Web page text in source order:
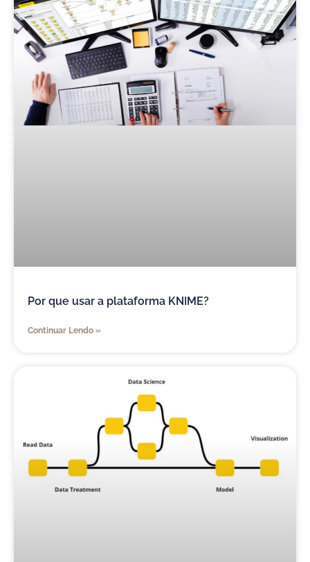
Por que usar a plataforma KNIME?
Continuar Lendo »